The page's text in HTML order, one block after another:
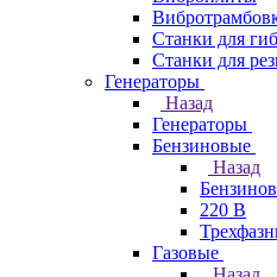
Станки для
Станки для
Генераторы
Назад
Генераторы
Бензиновые
Назад
220 В
Газовые